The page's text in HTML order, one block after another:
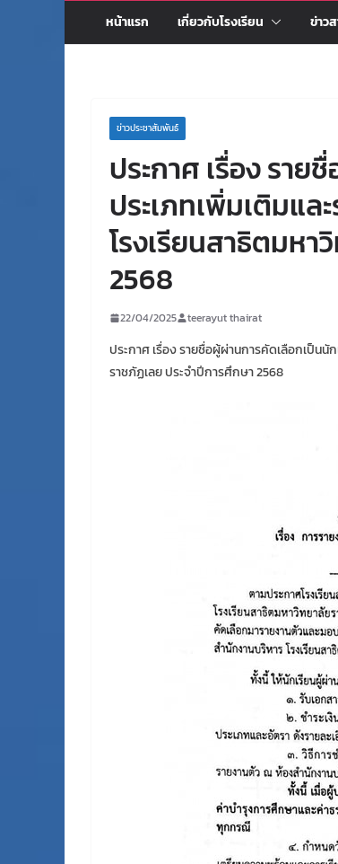
หน้าแรก เกี่ยวกับโรงเรียน ข่าว
ข่าวประชาสัมพันธ์
ประกาศ เรื่อง ราย
ประเภทเพิ่มเติมแล
โรงเรียนสาธิตมหา
2568
22/04/2025 teerayut thairat
ประกาศ เรื่อง รายชื่อผู้ผ่านการคัดเลือกเป็นนัก
ราชภัฏเลย ประจำปีการศึกษา 2568